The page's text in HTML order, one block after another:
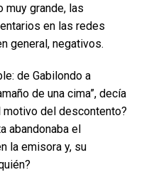
muy grande, las
en las redes
general, negativos.
de Gabilondo a
de una cima”, decía
motivo del descontento?
abandonaba el
la emisora y, su